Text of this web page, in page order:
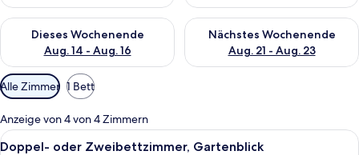
Dieses Wochenende
Aug. 14 - Aug. 16
Überprüfe die Verfügbarkeit für dieses Wochenende, Aug. 14
Nächstes Wochenende
Aug. 21 - Aug. 23
Überprüfe die Verfügbarkeit
Verfügbare
Filter
für
Zimmer
Alle Zimmer 1 Bett
Anzeige von 4 von 4 Zimmern
Alle
Ein modernes Hotelzimmer mit
4
Doppel- oder Zweibettzimmer, Gartenblick